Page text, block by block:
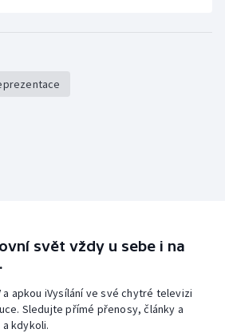
svět vždy u sebe i na
a apkou iVysílání ve své chytré televizi
Sledujte přímé přenosy, články a
kdykoli.